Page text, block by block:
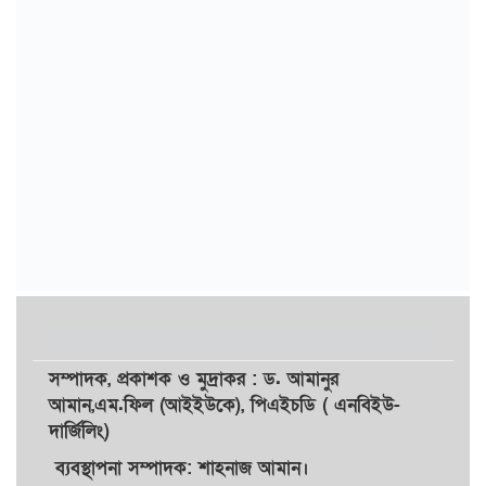
সম্পাদক, প্রকাশকওমুদ্রাকর: ড. আমানুর
আমান,এম.ফিল (আইইউকে), পিএইচডি ( এনবিইউ-
দার্জিলিং)
ব্যবস্থাপনা সম্পাদক: শাহনাজ আমান।